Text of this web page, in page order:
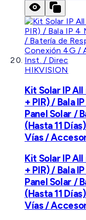
HIKVISION
Kit Solar IP
+ PIR) / Bala
Panel Solar /
(Hasta 11
Vías /
Kit Solar IP
+ PIR) / Bala
Panel Solar /
(Hasta 11
Vías /